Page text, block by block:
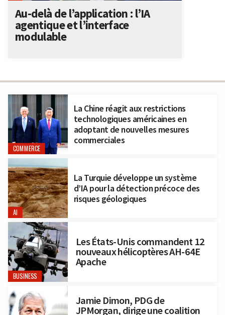
COMMERCE
La Chine réagit aux restrictions
technologiques américaines en
adoptant de nouvelles mesures
commerciales
AI
La Turquie développe un système
d’IA pour la détection précoce des
risques géologiques
BUSINESS
Les États-Unis commandent 12
nouveaux hélicoptères AH-64E
Apache
Jamie Dimon, PDG de
JPMorgan, dirige une coalition
Au-delà de l’application : l’IA
agentique et l’interface
modulable